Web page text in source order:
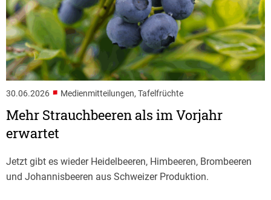
30.06.2026 ■ Medienmitteilungen, Tafelfrüchte
Mehr Strauchbeeren als im Vorjahr
erwartet
Jetzt gibt es wieder Heidelbeeren, Himbeeren, Brombeeren
und Johannisbeeren aus Schweizer Produktion.